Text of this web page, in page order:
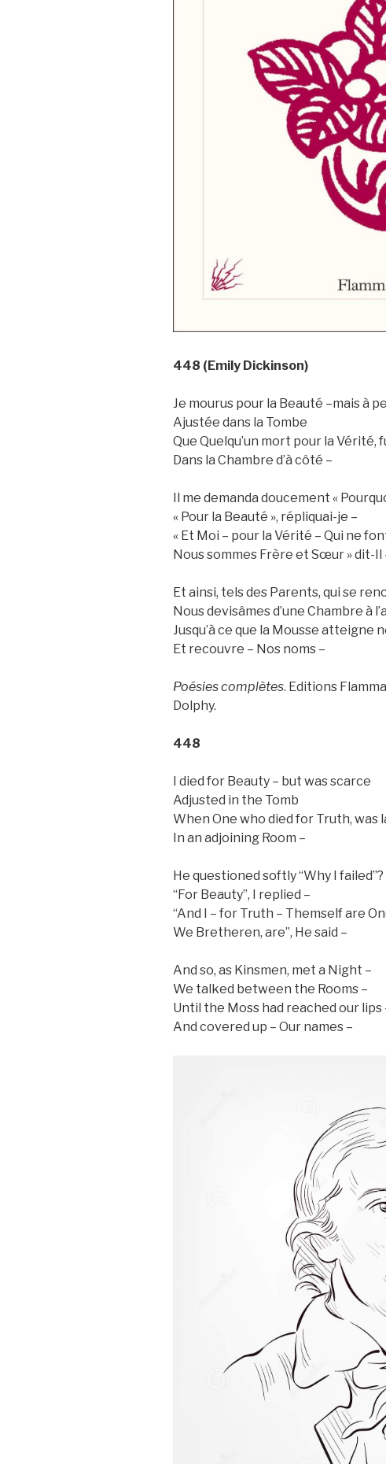
448 (Emily Dickinson)
Je mourus pour la Beauté –mais à
Ajustée dans la Tombe
Que Quelqu’un mort pour la Vérité,
Dans la Chambre d’à côté –
Il me demanda doucement «
« Pour la Beauté », répliquai-je –
« Et Moi – pour la Vérité – Qui ne
Nous sommes Frère et Sœur » dit-Il
Et ainsi, tels des Parents, qui se
Nous devisâmes d’une Chambre à
Jusqu’à ce que la Mousse atteigne
Et recouvre – Nos noms –
Poésies complètes. Editions
Dolphy.
448
I died for Beauty – but was scarce
Adjusted in the Tomb
When One who died for Truth, was
In an adjoining Room –
He questioned softly “Why I failed”?
“For Beauty”, I replied –
“And I – for Truth – Themself are
We Bretheren, are”, He said –
And so, as Kinsmen, met a Night –
We talked between the Rooms –
Until the Moss had reached our lips
And covered up – Our names –